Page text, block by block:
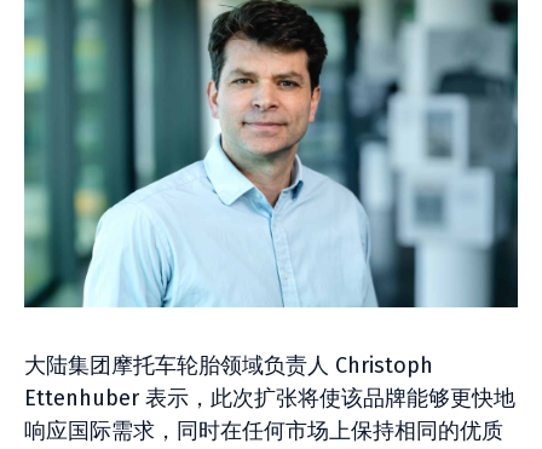
大陆集团摩托车轮胎领域负责人 Christoph
Ettenhuber 表示，此次扩张将使该品牌能够更快地
响应国际需求，同时在任何市场上保持相同的优质